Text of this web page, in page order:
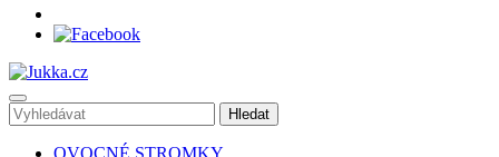
OVOCNÉ STROMKY